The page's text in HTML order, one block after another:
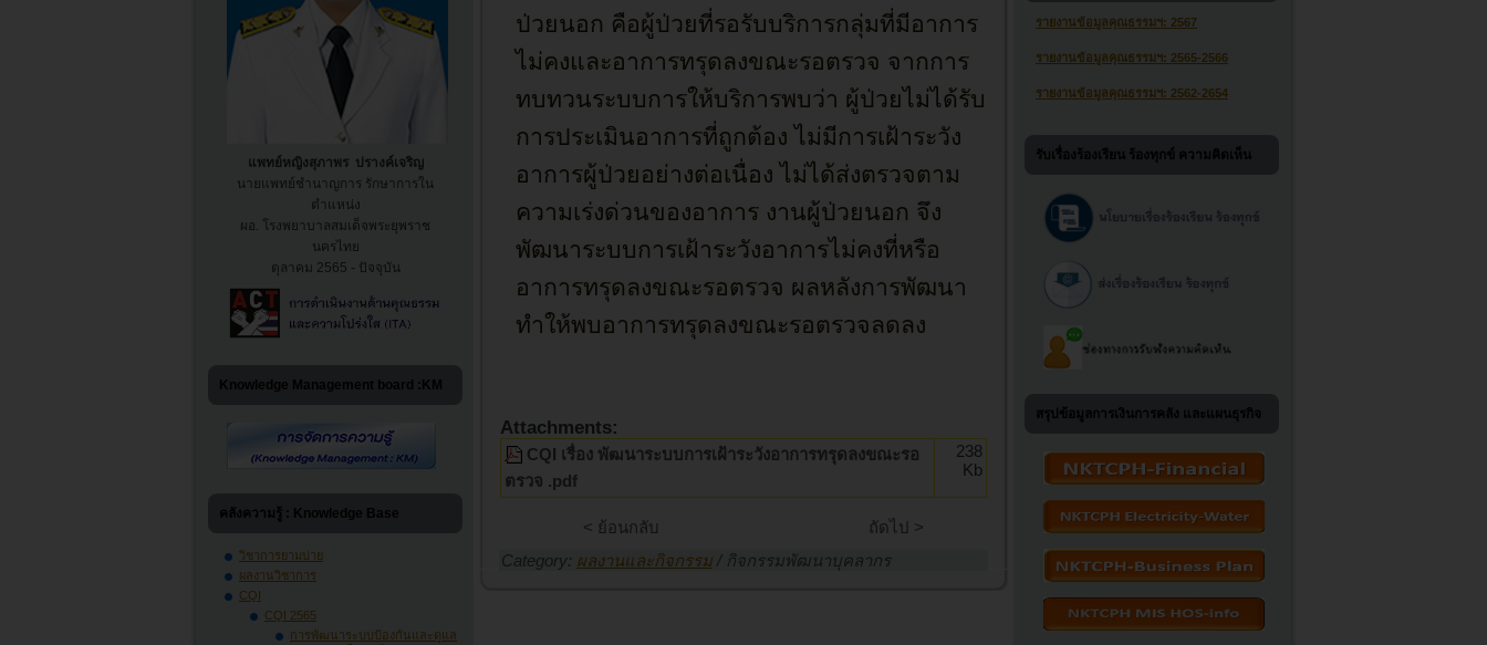
แพทย์หญิงสุภาพร ปรางค์เจริญ
นายแพทย์ชำนาญการ รักษาการใน
ตำแหน่ง
ผอ. โรงพยาบาลสมเด็จพระยุพราช
นครไทย
ตุลาคม 2565 - ปัจจุบัน
Knowledge Management board :KM
คลังความรู้ : Knowledge Base
วิชาการยามบ่าย
ผลงานวิชาการ
CQI
CQI 2565
การพัฒนาระบบป้องกันและดูแล
ป่วยนอก คือผู้ป่วยที่รอรับบริการกลุ่มที่มีอาการ
ไม่คงและอาการทรุดลงขณะรอตรวจ จากการ
ทบทวนระบบการให้บริการพบว่า ผู้ป่วยไม่ได้รับ
การประเมินอาการที่ถูกต้อง ไม่มีการเฝ้าระวัง
อาการผู้ป่วยอย่างต่อเนื่อง ไม่ได้ส่งตรวจตาม
ความเร่งด่วนของอาการ งานผู้ป่วยนอก จึง
พัฒนาระบบการเฝ้าระวังอาการไม่คงที่หรือ
อาการทรุดลงขณะรอตรวจ ผลหลังการพัฒนา
ทำให้พบอาการทรุดลงขณะรอตรวจลดลง
Attachments:
CQI เรื่อง พัฒนาระบบการเฝ้าระวังอาการทรุดลงขณะรอ
ตรวจ .pdf
238
Kb
< ย้อนกลับ
ถัดไป >
Category: ผลงานและกิจกรรม / กิจกรรมพัฒนาบุคลากร
รายงานข้อมูลคุณธรรมฯ: 2567
รายงานข้อมูลคุณธรรมฯ: 2565-2566
รายงานข้อมูลคุณธรรมฯ: 2562-2654
รับเรื่องร้องเรียน ร้องทุกข์ ความคิดเห็น
สรุปข้อมูลการเงินการคลัง และแผนธุรกิจ